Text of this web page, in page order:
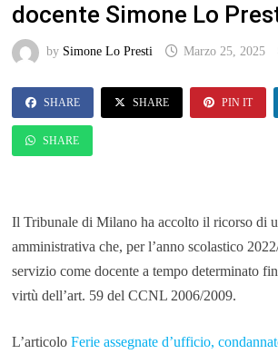
docente Simone Lo
by Simone Lo Presti Marzo 25, 2025
SHARE SHARE PIN IT
SHARE
Il Tribunale di Milano ha accolto il ricorso di
amministrativa che, per l’anno scolastico
servizio come docente a tempo determinato
virtù dell’art. 59 del CCNL 2006/2009.
L’articolo Ferie assegnate d’ufficio,